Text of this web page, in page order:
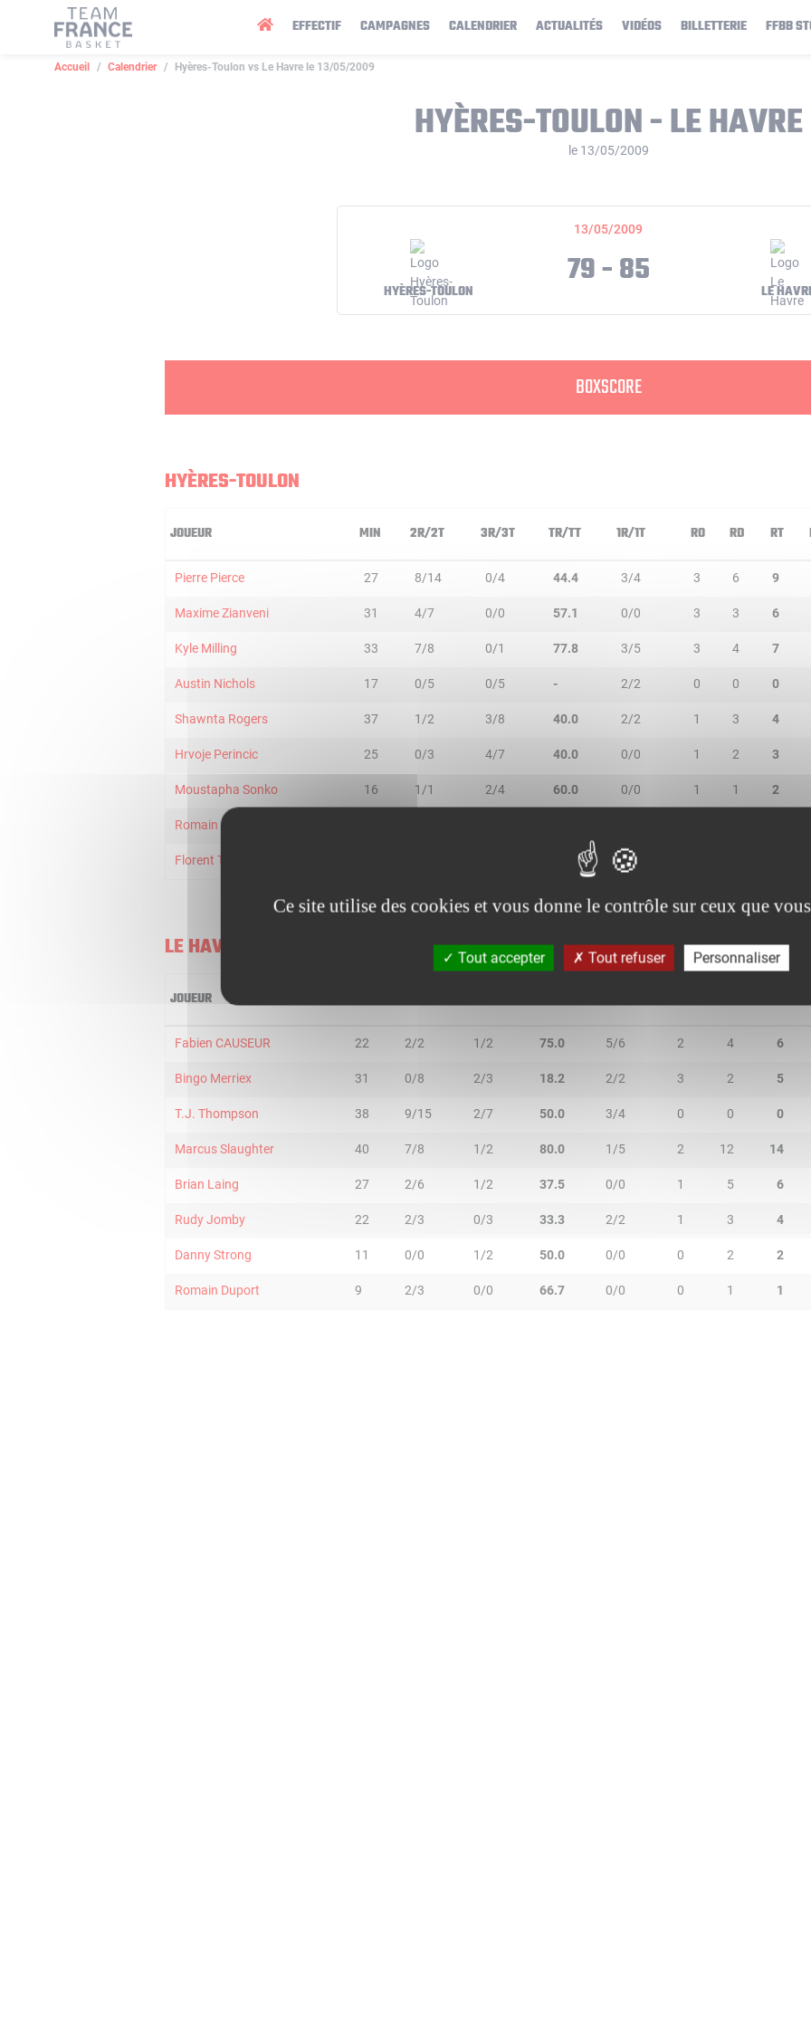
EFFECTIF CAMPAGNES CALENDRIER ACTUALITÉS VIDÉOS BILLETTERIE FFBB
Accueil Calendrier Hyères-Toulon vs Le Havre le 13/05/2009
HYÈRES-TOULON - LE HAVRE
le 13/05/2009
13/05/2009
HYÈRES-TOULON 79 - 85 LE
BOXSCORE
HYÈRES-TOULON
JOUEUR MIN 2R/2T 3R/3T TR/TT 1R/1T RO RD RT
Pierre Pierce 27 8/14 0/4 44.4 3/4 3 6 9
Maxime Zianveni 31 4/7 0/0 57.1 0/0 3 3 6
Kyle Milling 33 7/8 0/1 77.8 3/5 3 4 7
Austin Nichols 17 0/5 0/5 - 2/2 0 0 0
Shawnta Rogers 37 1/2 3/8 40.0 2/2 1 3 4
Hrvoje Perincic 25 0/3 4/7 40.0 0/0 1 2 3
Moustapha Sonko 16 1/1 2/4 60.0 0/0 1 1 2
Romain Dardaine
Florent Tortosa 0/0
LE HAVRE
JOUEUR
Fabien CAUSEUR 22 2/2 1/2 75.0 5/6 2 4 6
Bingo Merriex 31 0/8 2/3 18.2 2/2 3 2 5
T.J. Thompson 38 9/15 2/7 50.0 3/4 0 0 0
Marcus Slaughter 40 7/8 1/2 80.0 1/5 2 12 14
Brian Laing 27 2/6 1/2 37.5 0/0 1 5 6
Rudy Jomby 22 2/3 0/3 33.3 2/2 1 3 4
Danny Strong 11 0/0 1/2 50.0 0/0 0 2 2
Romain Duport 9 2/3 0/0 66.7 0/0 0 1 1
Panneau de gestion des cookies
Ce site utilise des cookies et vous donne le contrôle sur ceux que
Tout accepter Tout refuser Personnaliser